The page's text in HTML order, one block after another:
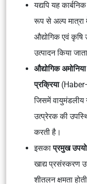
यद्यपि यह
रूप से अल्प मात्रा
औद्योगिक एवं
उत्पादन किया
औद्योगिक
प्रक्रिया
जिसमें वायुमंडलीय
उत्प्रेरक की
करती है।
इसकाप्रमुख
खाद्य प्रसंस्करण
शीतलन क्षमता